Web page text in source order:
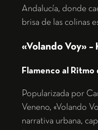
Andalucía, donde
brisa de las colinas
«Volando Voy» –
Flamenco al Ritmo
Popularizada por
Veneno, «Volando
narrativa urbana,